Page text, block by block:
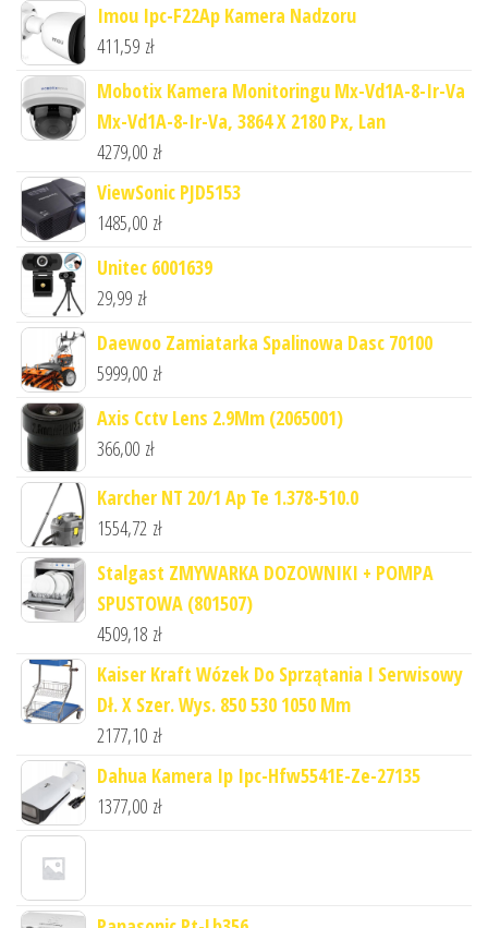
Imou Ipc-F22Ap Kamera Nadzoru
411,59 zł
Mobotix Kamera Monitoringu Mx-Vd1A-8-Ir-Va
Mx-Vd1A-8-Ir-Va, 3864 X 2180 Px, Lan
4279,00 zł
ViewSonic PJD5153
1485,00 zł
Unitec 6001639
29,99 zł
Daewoo Zamiatarka Spalinowa Dasc 70100
5999,00 zł
Axis Cctv Lens 2.9Mm (2065001)
366,00 zł
Karcher NT 20/1 Ap Te 1.378-510.0
1554,72 zł
Stalgast ZMYWARKA DOZOWNIKI + POMPA
SPUSTOWA (801507)
4509,18 zł
Kaiser Kraft Wózek Do Sprzątania I Serwisowy
Dł. X Szer. Wys. 850 530 1050 Mm
2177,10 zł
Dahua Kamera Ip Ipc-Hfw5541E-Ze-27135
1377,00 zł